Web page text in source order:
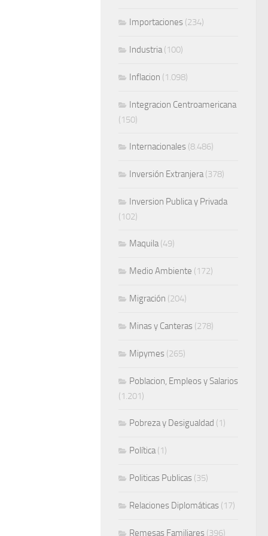
Importaciones (234)
Industria(100)
Inflacion (1.098)
Integracion Centroamericana
(150)
Internacionales (8.486)
Inversión Extranjera(378)
Inversion Publica y Privada
(102)
Maquila(49)
Medio Ambiente (172)
Migración (204)
Minas y Canteras (278)
Mipymes (265)
Poblacion, Empleos y Salarios
(1.201)
Pobreza y Desigualdad (1)
Política(1)
Politicas Publicas (35)
Relaciones Diplomáticas (17)
Remesas Familiares (396)